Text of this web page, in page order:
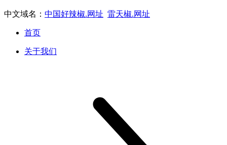
中文域名： 中国好辣椒.网址 雷天椒.网址
首页
关于我们